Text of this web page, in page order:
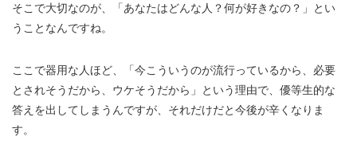
そこで大切なのが、「あなたはどんな人？何が好きなの？」とい
うことなんですね。
ここで器用な人ほど、「今こういうのが流行っているから、必要
とされそうだから、ウケそうだから」という理由で、優等生的な
答えを出してしまうんですが、それだけだと今後が辛くなりま
す。